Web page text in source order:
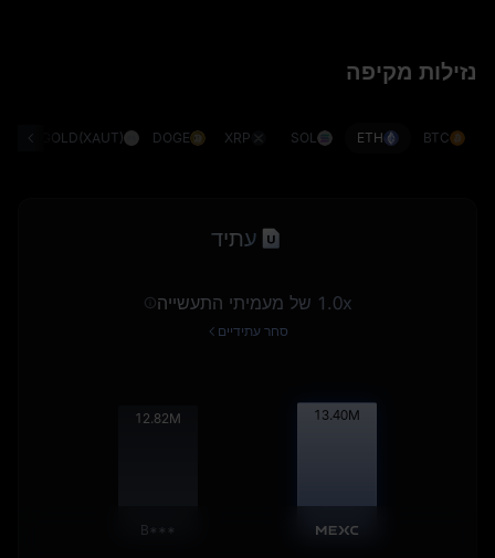
נזילות מקיפה
BTC
ETH
SOL
XRP
DOGE
GOLD(XAUT)
עתיד
1.0x של מעמיתי התעשייה
סחר עתידיים
13.41M
12.84M
B***